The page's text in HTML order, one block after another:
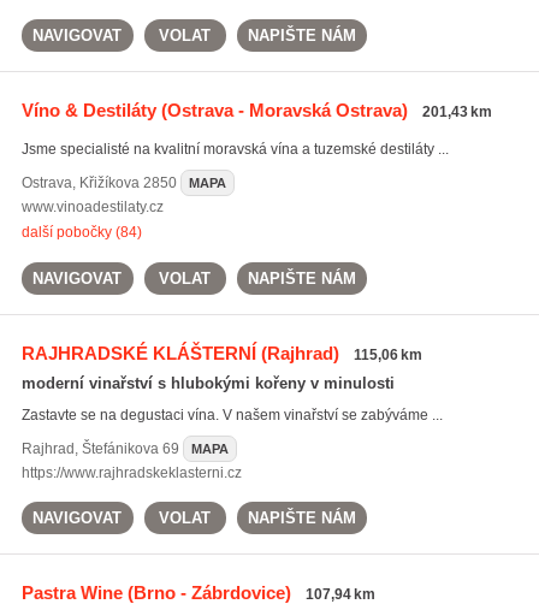
NAVIGOVAT VOLAT NAPIŠTE NÁM
Víno & Destiláty(Ostrava - Moravská Ostrava) 201,43 km
Jsme specialisté na kvalitní moravská vína a tuzemské destiláty ...
Ostrava, Křižíkova 2850 MAPA
www.vinoadestilaty.cz
další pobočky (84)
NAVIGOVAT VOLAT NAPIŠTE NÁM
RAJHRADSKÉ KLÁŠTERNÍ(Rajhrad) 115,06 km
moderní vinařství s hlubokými kořeny v minulosti
Zastavte se na degustaci vína. V našem vinařství se zabýváme ...
Rajhrad , Štefánikova 69 MAPA
https://www.rajhradskeklasterni.cz
NAVIGOVAT VOLAT NAPIŠTE NÁM
Pastra Wine(Brno - Zábrdovice) 107,94 km